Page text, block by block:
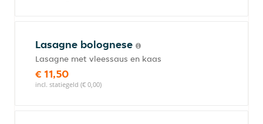
Lasagne bolognese
Lasagne met vleessaus en kaas
€ 11,50
incl. statiegeld (€ 0,00)